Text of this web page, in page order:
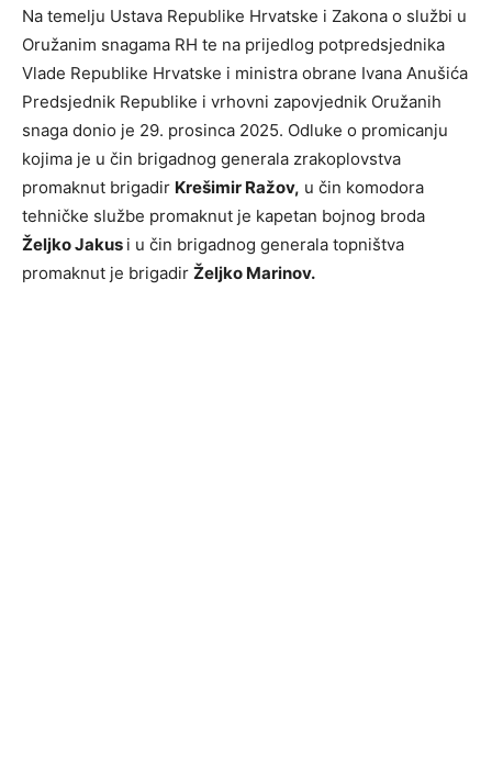
Na temelju Ustava Republike Hrvatske i Zakona o službi u
Oružanim snagama RH te na prijedlog potpredsjednika
Vlade Republike Hrvatske i ministra obrane Ivana Anušića
Predsjednik Republike i vrhovni zapovjednik Oružanih
snaga donio je 29. prosinca 2025. Odluke o promicanju
kojima je u čin brigadnog generala zrakoplovstva
promaknut brigadir Krešimir Ražov, u čin komodora
tehničke službe promaknut je kapetan bojnog broda
Željko Jakus i u čin brigadnog generala topništva
promaknut je brigadir Željko Marinov.